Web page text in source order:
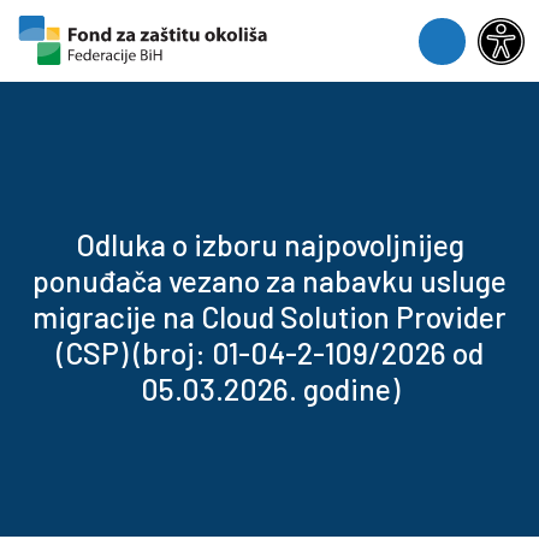
Skip to content
Skip to footer
Menu
Odluka o izboru najpovoljnijeg
ponuđača vezano za nabavku usluge
migracije na Cloud Solution Provider
(CSP) (broj: 01-04-2-109/2026 od
05.03.2026. godine)